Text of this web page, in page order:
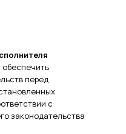
обеспечить
перед
с
законодательства